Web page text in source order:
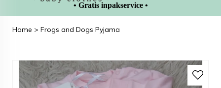
• Gratis inpakservice •
Home > Frogs and Dogs Pyjama